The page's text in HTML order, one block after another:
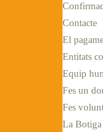
Contacte
El
Entitats
Equip
Fes un
Fes
La